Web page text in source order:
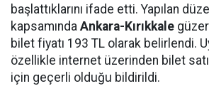
başlattıklarını ifade etti. Yapılan
kapsamında Ankara-Kırıkkale
bilet fiyatı 193 TL olarak belirlendi.
özellikle internet üzerinden bilet
için geçerli olduğu bildirildi.